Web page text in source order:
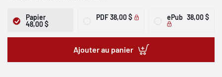
Papier
48,00 $
PDF 38,00 $ ePub 38,00 $
Ajouter au panier